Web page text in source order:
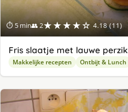
⏱ 5 min👥 2★★★★☆ 4.18 (11)
Fris slaatje met lauwe perzik
Makkelijke recepten Ontbijt & Lunch